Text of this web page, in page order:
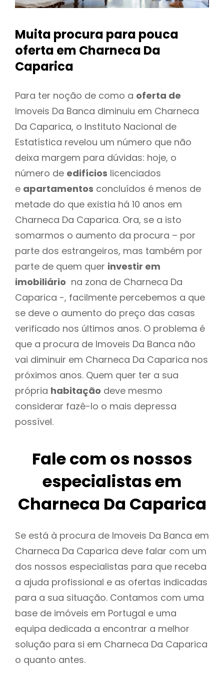
Muita procura para pouca
oferta em Charneca Da
Caparica
Para ter noção de como a oferta de
Imoveis Da Banca diminuiu em Charneca
Da Caparica, o Instituto Nacional de
Estatística revelou um número que não
deixa margem para dúvidas: hoje, o
número de edifícios licenciados
e apartamentos concluídos é menos de
metade do que existia há 10 anos em
Charneca Da Caparica. Ora, se a isto
somarmos o aumento da procura – por
parte dos estrangeiros, mas também por
parte de quem quer investir em
imobiliário na zona de Charneca Da
Caparica -, facilmente percebemos a que
se deve o aumento do preço das casas
verificado nos últimos anos. O problema é
que a procura de Imoveis Da Banca não
vai diminuir em Charneca Da Caparica nos
próximos anos. Quem quer ter a sua
própria habitação deve mesmo
considerar fazê-lo o mais depressa
possível.
Fale com os nossos
especialistas em
Charneca Da Caparica
Se está à procura de Imoveis Da Banca em
Charneca Da Caparica deve falar com um
dos nossos especialistas para que receba
a ajuda profissional e as ofertas indicadas
para a sua situação. Contamos com uma
base de imóveis em Portugal e uma
equipa dedicada a encontrar a melhor
solução para si em Charneca Da Caparica
o quanto antes.